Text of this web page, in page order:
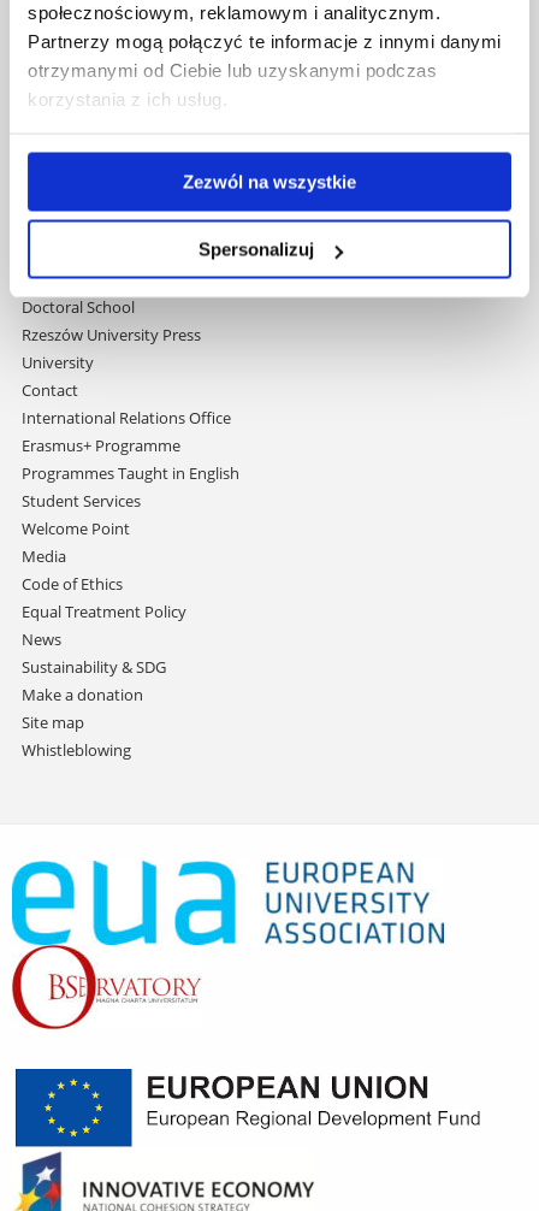
społecznościowym, reklamowym i analitycznym.
Partnerzy mogą połączyć te informacje z innymi danymi
otrzymanymi od Ciebie lub uzyskanymi podczas
korzystania z ich usług.
Zezwól na wszystkie
Spersonalizuj
University of Rzeszów
Al. Tadeusza Rejtana 16C
35-959 Rzeszów, Poland
Email: info@ur.edu.pl
Faculties
Central Library
Doctoral School
Rzeszów University Press
University
Contact
International Relations Office
Erasmus+ Programme
Programmes Taught in English
Student Services
Welcome Point
Media
Code of Ethics
Equal Treatment Policy
News
Sustainability & SDG
Make a donation
Site map
Whistleblowing